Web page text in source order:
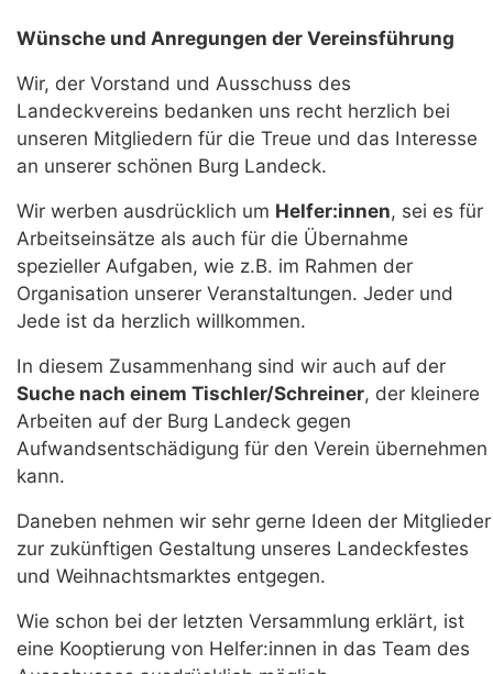
Wünsche und Anregungen der Vereinsführung
Wir, der Vorstand und Ausschuss des
Landeckvereins bedanken uns recht herzlich bei
unseren Mitgliedern für die Treue und das Interesse
an unserer schönen Burg Landeck.
Wir werben ausdrücklich um Helfer:innen, sei es für
Arbeitseinsätze als auch für die Übernahme
spezieller Aufgaben, wie z.B. im Rahmen der
Organisation unserer Veranstaltungen. Jeder und
Jede ist da herzlich willkommen.
In diesem Zusammenhang sind wir auch auf der
Suche nach einem Tischler/Schreiner, der kleinere
Arbeiten auf der Burg Landeck gegen
Aufwandsentschädigung für den Verein übernehmen
kann.
Daneben nehmen wir sehr gerne Ideen der Mitglieder
zur zukünftigen Gestaltung unseres Landeckfestes
und Weihnachtsmarktes entgegen.
Wie schon bei der letzten Versammlung erklärt, ist
eine Kooptierung von Helfer:innen in das Team des